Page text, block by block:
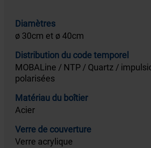
Diamètres
ø 30cm et ø 40cm
Distribution du code temporel
MOBALine / NTP / Quartz /
polarisées
Matériau du boîtier
Acier
Verre de couverture
Verre acrylique